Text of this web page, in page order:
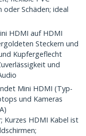
Schäden; ideal
HDMI auf HDMI
Steckern und
Kupfergeflecht
und
Mini HDMI (Typ-
und Kameras
Kurzes HDMI Kabel ist